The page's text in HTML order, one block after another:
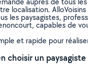
localisation.
les paysagistes,
capables de
et rapide pour
choisir un